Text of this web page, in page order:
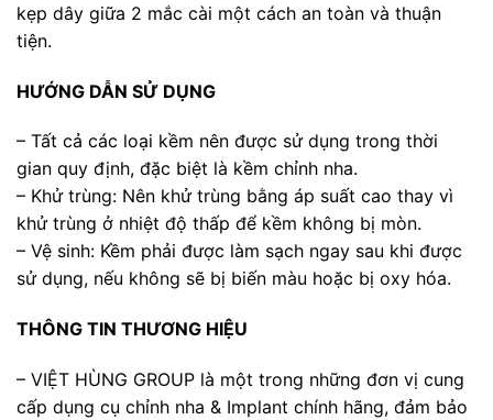
kẹp dây giữa 2 mắc cài một cách an toàn và thuận
tiện.
HƯỚNG DẪN SỬ DỤNG
– Tất cả các loại kềm nên được sử dụng trong thời
gian quy định, đặc biệt là kềm chỉnh nha.
– Khử trùng: Nên khử trùng bằng áp suất cao thay vì
khử trùng ở nhiệt độ thấp để kềm không bị mòn.
– Vệ sinh: Kềm phải được làm sạch ngay sau khi được
sử dụng, nếu không sẽ bị biến màu hoặc bị oxy hóa.
THÔNG TIN THƯƠNG HIỆU
– VIỆT HÙNG GROUP là một trong những đơn vị cung
cấp dụng cụ chỉnh nha & Implant chính hãng, đảm bảo